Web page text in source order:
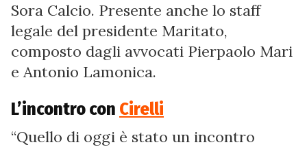
Sora Calcio. Presente anche lo staff
legale del presidente Maritato,
composto dagli avvocati Pierpaolo Mari
e Antonio Lamonica.
L’incontro con Cirelli
“Quello di oggi è stato un incontro